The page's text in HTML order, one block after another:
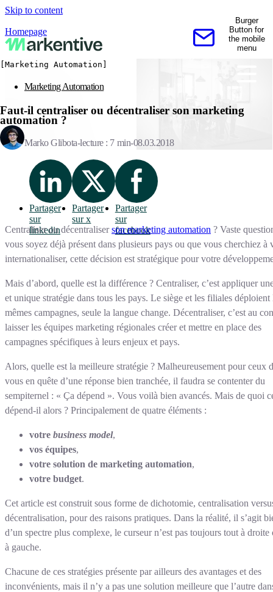
Skip to content
Homepage
Contactez-nous
Burger
Button for
the mobile
menu
[Marketing Automation]
Marketing Automation
Faut-il centraliser ou décentraliser son marketing
automation ?
Marko Glibota lecture : 7 min 08.03.2018
Partager
sur
linkedin
Partager
sur x
Partager
sur
facebook
Centraliser ou décentraliserson marketing automation ? Vaste
vous soyez déjà présent dans plusieurs pays ou que vous cherchiez à
internationaliser, cette décision est stratégique pour votre
Mais d’abord, quelle est la différence ? Centraliser, c’est appliquer
et unique stratégie dans tous les pays. Le siège et les filiales déploient
mêmes campagnes, seule la langue change. Décentraliser, c’est au
laisser les équipes marketing régionales créer et mettre en place des
campagnes spécifiques à leurs enjeux et pays.
Alors, quelle est la meilleure stratégie ? Malheureusement pour ceux
vous en quête d’une réponse bien tranchée, il faudra se contenter du
sempiternel : « Ça dépend ». Vous voilà bien avancés. Mais de quoi
dépend-il alors ? Principalement de quatre éléments :
votre business model,
vos équipes,
votre solution de marketing automation,
votre budget.
Cet article est construit sous forme de dichotomie, centralisation
décentralisation, pour des raisons pratiques. Dans la réalité, il s’agit
d’un spectre plus complexe, le curseur n’est pas toujours tout à droite
à gauche.
Chacune de ces stratégies présente par ailleurs des avantages et des
inconvénients, mais il n’y a pas une solution meilleure que l’autre